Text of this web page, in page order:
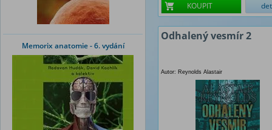
Memorix anatomie - 6. vydání
KOUPIT
Odhalený vesmír 2
Autor: Reynolds Alastair